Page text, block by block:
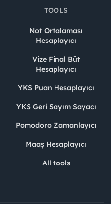
TOOLS
Not Ortalaması
Hesaplayıcı
Vize Final Büt
Hesaplayıcı
YKS Puan Hesaplayıcı
YKS Geri Sayım Sayacı
Pomodoro Zamanlayıcı
Maaş Hesaplayıcı
All tools